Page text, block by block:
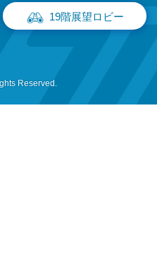
19階展望ロビー
Reserved.